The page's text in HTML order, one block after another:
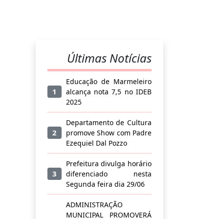
Últimas Notícias
1
Educação de Marmeleiro
alcança nota 7,5 no IDEB
2025
2
Departamento de Cultura
promove Show com Padre
Ezequiel Dal Pozzo
3
Prefeitura divulga horário
diferenciado nesta
Segunda feira dia 29/06
ADMINISTRAÇÃO
MUNICIPAL PROMOVERÁ